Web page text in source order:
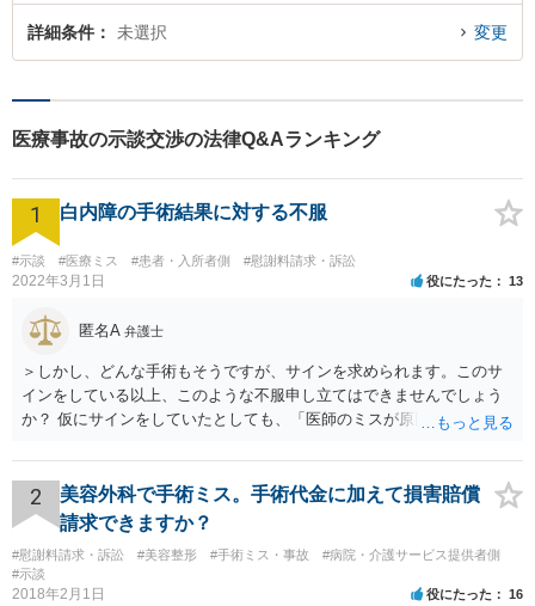
詳細条件 未選択 変更
医療事故の示談交渉の法律Q&Aランキング
1 白内障の手術結果に対する不服
#示談 #医療ミス #患者・入所者側 #慰謝料請求・訴訟
2022年3月1日 役にたった 13
匿名A 弁護士
＞しかし、どんな手術もそうですが、サインを求められます。このサ
インをしている以上、このような不服申し立てはできませんでしょう
か？ 仮にサインをしていたとしても、「医師のミスが原因で老眼がひ
眼が悪化することがあるにもかかわらず、全く説明されなかったよう
な場合」には、請求することは可能です。
2
美容外科で手術ミス。手術代金に加えて損害賠償
請求できますか？
#慰謝料請求・訴訟 #美容整形 #手術ミス・事故
#病院・介護サービス提供者側
#示談
2018年2月1日 役にたった 16